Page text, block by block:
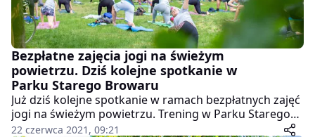
Bezpłatne zajęcia jogi na świeżym
powietrzu. Dziś kolejne spotkanie w
Parku Starego Browaru
Już dziś kolejne spotkanie w ramach bezpłatnych zajęć
jogi na świeżym powietrzu. Trening w Parku Starego
Browaru dostępny jest dla wszystkich.
22 czerwca 2021, 09:21